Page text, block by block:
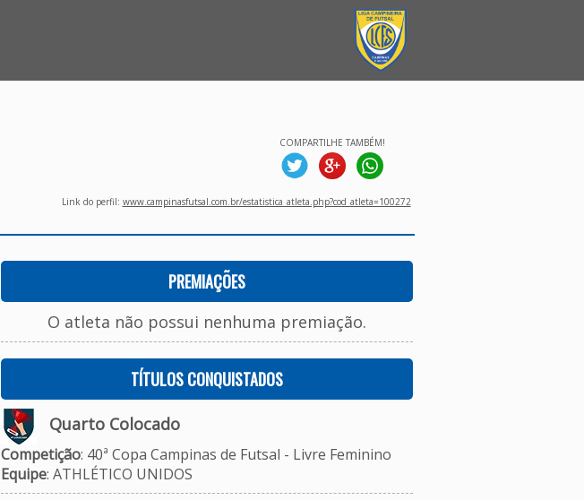
COMPARTILHE TAMBÉM!
Link do perfil: www.campinasfutsal.com.br/estatistica_atleta.php?cod_atleta=100272
PREMIAÇÕES
O atleta não possui nenhuma premiação.
TÍTULOS CONQUISTADOS
Quarto Colocado
Competição: 40ª Copa Campinas de Futsal - Livre Feminino
Equipe: ATHLÉTICO UNIDOS